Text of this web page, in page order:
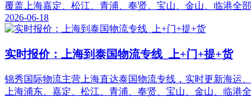
覆盖上海嘉定、松江、青浦、奉贤、宝山、金山、临港全
2026-06-18
实时报价：上海到泰国物流专线_上+门+提+货
锦秀国际物流主营上海直达泰国物流专线，实时更新海运
上海浦东、嘉定、松江、青浦、奉贤、宝山、金山、临港